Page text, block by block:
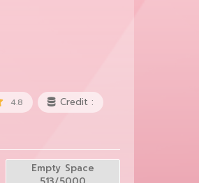
4.8 Credit :
Empty Space